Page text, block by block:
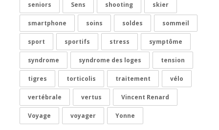
seniors Sens shooting skier
smartphone soins soldes sommeil
sport sportifs stress symptôme
syndrome syndrome des loges tension
tigres torticolis traitement vélo
vertébrale vertus Vincent Renard
Voyage voyager Yonne